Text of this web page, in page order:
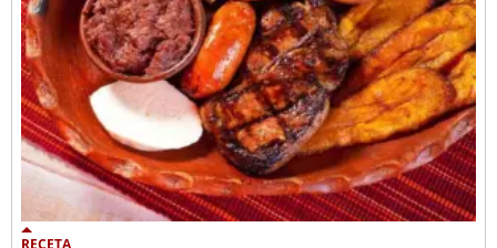
RECETA